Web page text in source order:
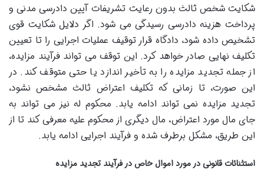
شکایت شخص ثالث بدون رعایت تشریفات آیین دادرسی مدنی و
پرداخت هزینه دادرسی رسیدگی می شود. اگر دلایل شکایت قوی
تشخیص داده شود، دادگاه قرار توقیف عملیات اجرایی را تا تعیین
تکلیف نهایی صادر خواهد کرد. این توقف می تواند فرآیند مزایده،
از جمله تجدید مزایده را به تأخیر اندازد یا حتی متوقف کند. در
این صورت، تا زمانی که تکلیف اعتراض ثالث مشخص نشود،
تجدید مزایده نمی تواند ادامه یابد. محکوم له نیز می تواند به
جای مال مورد اعتراض، مال دیگری از محکوم علیه معرفی کند تا از
این طریق، مشکل برطرف شده و فرآیند اجرایی ادامه یابد.
استثنائات قانونی در مورد اموال خاص در فرآیند تجدید مزایده